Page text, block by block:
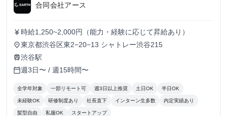
合同会社アース
currency_yen 時給1,250~2,000円（能力・経験に応じて昇給あり）
place東京都渋谷区東2−20−13 シャトレー渋谷215
train渋谷駅
calendar_today週3日〜 / 週15時間〜
全学年対象 一部リモート可 週3日以上推奨 土日OK 半日OK
未経験OK 研修制度あり 社長直下 インターン生多数 内定実績あり
髪型自由 私服OK スタートアップ